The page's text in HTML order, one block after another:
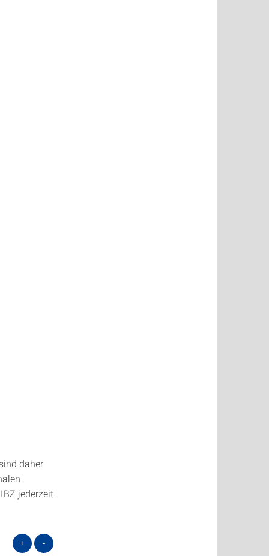
daher
jederzeit
+ -